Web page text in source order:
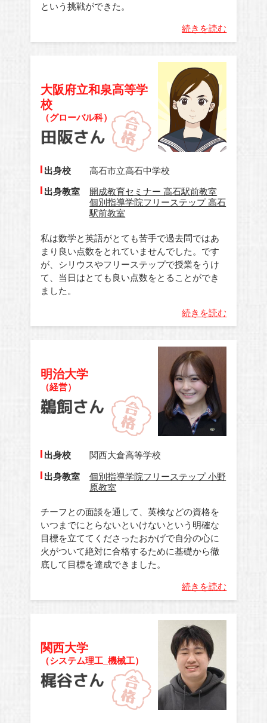
という挑戦ができた。
続きを読む
大阪府立和泉高等学
校
（グローバル科）
出身校 高石市立高石中学校
出身教室
開成教育セミナー 高石駅前教室
個別指導学院フリーステップ 高石
駅前教室
私は数学と英語がとても苦手で過去問ではあ
まり良い点数をとれていませんでした。です
が、シリウスやフリーステップで授業をうけ
て、当日はとても良い点数をとることができ
ました。
続きを読む
明治大学
（経営）
出身校 関西大倉高等学校
出身教室
個別指導学院フリーステップ 小野
原教室
チーフとの面談を通して、英検などの資格を
いつまでにとらないといけないという明確な
目標を立ててくださったおかげで自分の心に
火がついて絶対に合格するために基礎から徹
底して目標を達成できました。
続きを読む
関西大学
（システム理工_機械工）